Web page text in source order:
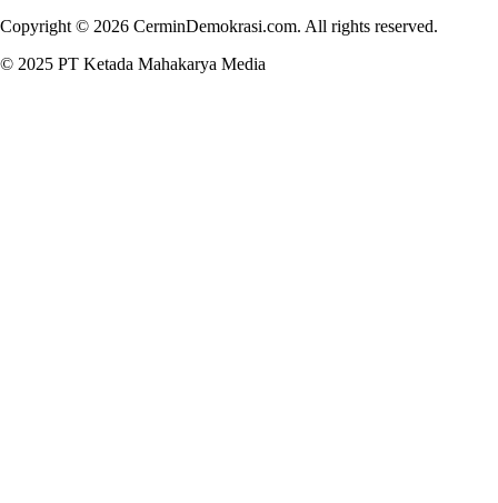
Copyright © 2026 CerminDemokrasi.com. All rights reserved.
© 2025 PT Ketada Mahakarya Media